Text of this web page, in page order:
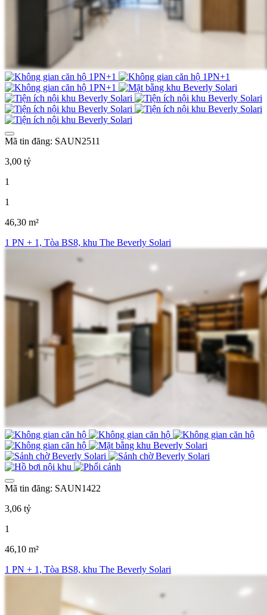
Mã tin đăng: SAUN2511
3,00 tỷ
1
1
46,30 m²
1 PN + 1, Tòa BS8, khu The Beverly Solari
Mã tin đăng: SAUN1422
3,06 tỷ
1
46,10 m²
1 PN + 1, Tòa BS8, khu The Beverly Solari